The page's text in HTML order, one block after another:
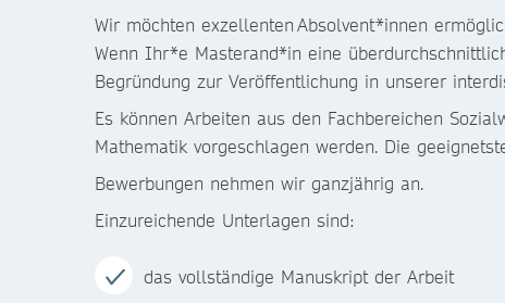
Wir möchten exzellenten Absolvent*innen
Wenn Ihr*e Masterand*in eine
Begründung zur Veröffentlichung in unserer
Es können Arbeiten aus den Fachbereichen
Mathematik vorgeschlagen werden. Die
Bewerbungen nehmen wir ganzjährig an.
Einzureichende Unterlagen sind:
das vollständige Manuskript der Arbeit